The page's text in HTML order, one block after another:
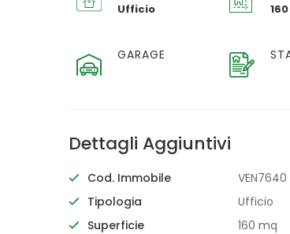
Ufficio 160
GARAGE
Dettagli Aggiuntivi
Cod. Immobile VEN7640
Tipologia
Ufficio
Superficie
160 mq